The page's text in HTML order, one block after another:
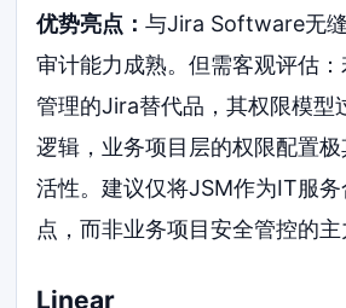
优势亮点：与Jira Software无
审计能力成熟。但需客观评估
管理的Jira替代品，其权限模型
逻辑，业务项目层的权限配置
活性。建议仅将JSM作为IT服
点，而非业务项目安全管控的主
Linear